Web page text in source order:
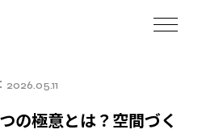
2026.05.11
の極意とは？空間づく